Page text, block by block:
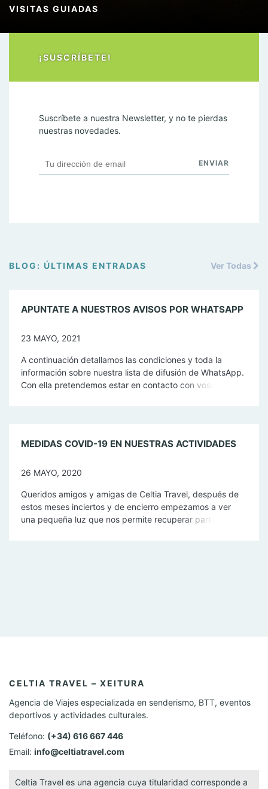
VISITAS GUIADAS
¡SUSCRÍBETE!
Suscríbete a nuestra Newsletter, y no te pierdas
nuestras novedades.
Ver Todas
BLOG: ÚLTIMAS ENTRADAS
APÚNTATE A NUESTROS AVISOS POR WHATSAPP
23 MAYO, 2021
A continuación detallamos las condiciones y toda la
información sobre nuestra lista de difusión de WhatsApp.
Con ella pretendemos estar en contacto con vosotros con
MEDIDAS COVID-19 EN NUESTRAS ACTIVIDADES
26 MAYO, 2020
Queridos amigos y amigas de Celtia Travel, después de
estos meses inciertos y de encierro empezamos a ver
una pequeña luz que nos permite recuperar parte de
CELTIA TRAVEL – XEITURA
Agencia de Viajes especializada en senderismo, BTT, eventos
deportivos y actividades culturales.
Teléfono: (+34) 616 667 446
Email: info@celtiatravel.com
Celtia Travel es una agencia cuya titularidad corresponde a